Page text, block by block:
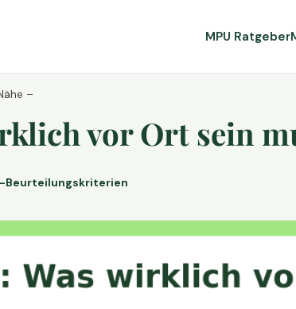
MPU Ratgeber
–
vor Ort sein
Beurteilungskriterien